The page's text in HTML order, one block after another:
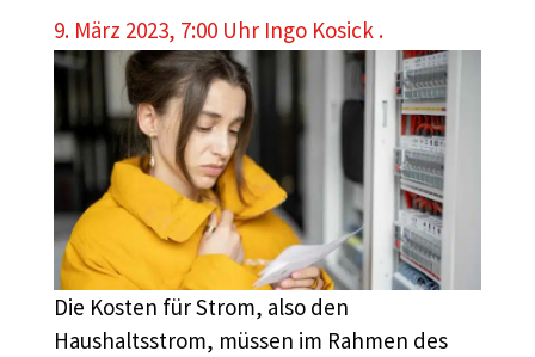
9. März 2023, 7:00 Uhr Ingo Kosick .
Die Kosten für Strom, also den
Haushaltsstrom, müssen im Rahmen des